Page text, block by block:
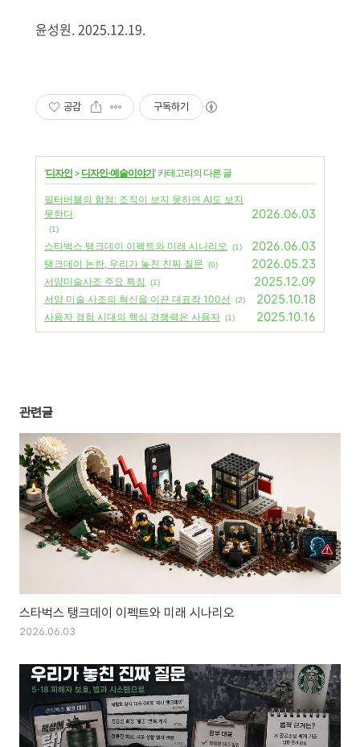
윤성원. 2025.12.19.
공감 구독하기
'디자인 > 디자인·예술이야기' 카테고리의 다른 글
필터버블의 함정: 조직이 보지 못하면 AI도 보지
못한다
(1)
2026.06.03
스타벅스 탱크데이 이펙트와 미래 시나리오 (1) 2026.06.03
탱크데이 논란, 우리가 놓친 진짜 질문 (0) 2026.05.23
서양미술사조 주요 특징 (1) 2025.12.09
서양 미술 사조의 혁신을 이끈 대표작 100선 (2) 2025.10.18
사용자 경험 시대의 핵심 경쟁력은 사용자 (1) 2025.10.16
관련글
스타벅스 탱크데이 이펙트와 미래 시나리오
2026.06.03